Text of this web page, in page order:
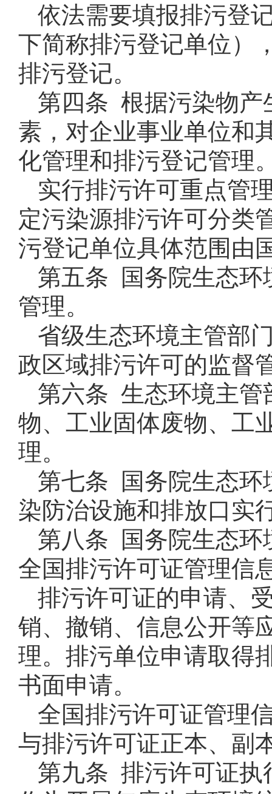
依法需要填报排污登
下简称排污登记单位）
排污登记。
第四条 根据污染物产
素，对企业事业单位和
化管理和排污登记管理
实行排污许可重点管
定污染源排污许可分类
污登记单位具体范围由
第五条 国务院生态环
管理。
省级生态环境主管部
政区域排污许可的监督
第六条 生态环境主管
物、工业固体废物、工
理。
第七条 国务院生态环
染防治设施和排放口实
第八条 国务院生态环
全国排污许可证管理信
排污许可证的申请、
销、撤销、信息公开等
理。排污单位申请取得
书面申请。
全国排污许可证管理
与排污许可证正本、副
第九条 排污许可证执